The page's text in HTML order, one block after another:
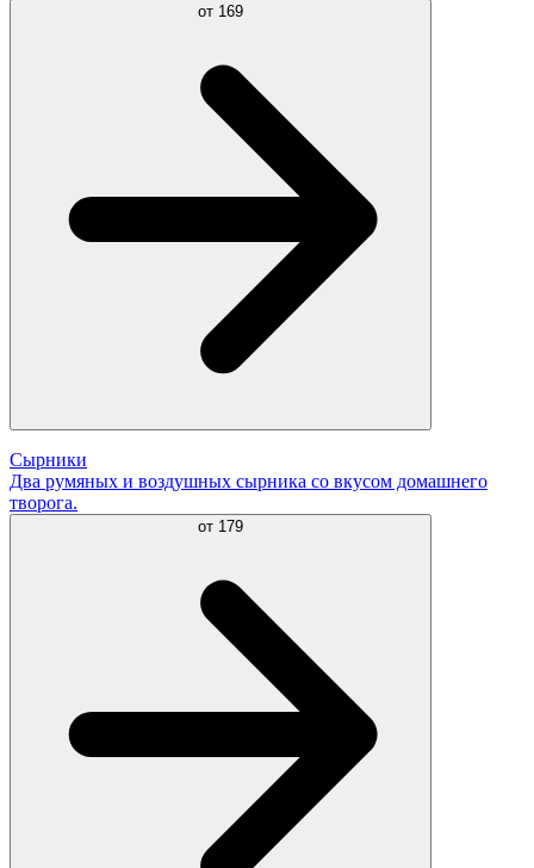
от 169
Сырники
Два румяных и воздушных сырника со вкусом домашнего
творога.
от 179